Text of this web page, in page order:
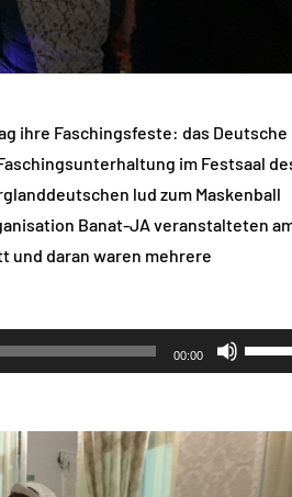
ihre Faschingsfeste: das Deutsche
im Festsaal
lud zum Maskenball
Banat-JA veranstalteten
und daran waren mehrere
00:00
Hoch/
um
die